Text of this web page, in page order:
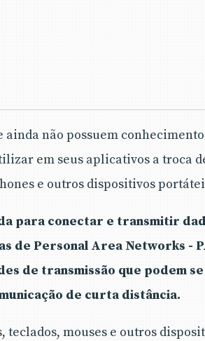
não possuem
em seus aplicativos a troca
e outros dispositivos
para conectar e transmitir
de Personal Area Networks -
de transmissão que podem
de curta distância.
mouses e outros